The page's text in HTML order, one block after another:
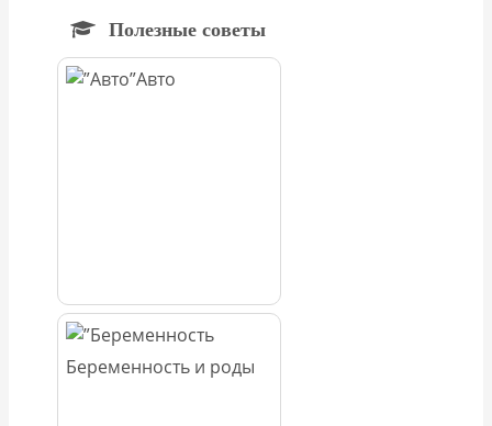
Полезные советы
Авто
Беременность и роды